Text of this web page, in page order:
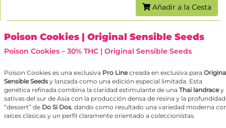
Añadir a la Cesta
Poison Cookies | Original Sensible Seeds
Poison Cookies – 30% THC | Original Sensible Seeds
Poison Cookies es una exclusiva Pro Linecreada en exclusiva para
Sensible Seeds y lanzada como una edición especial limitada. Esta
genética refinada combina la claridad estimulante de una Thai landracey
sativas del sur de Asia con la producción densa de resina y la profundidad
“dessert” de Do Si Dos, dando como resultado una variedad moderna
raíces clásicas y un perfil claramente orientado a coleccionistas.